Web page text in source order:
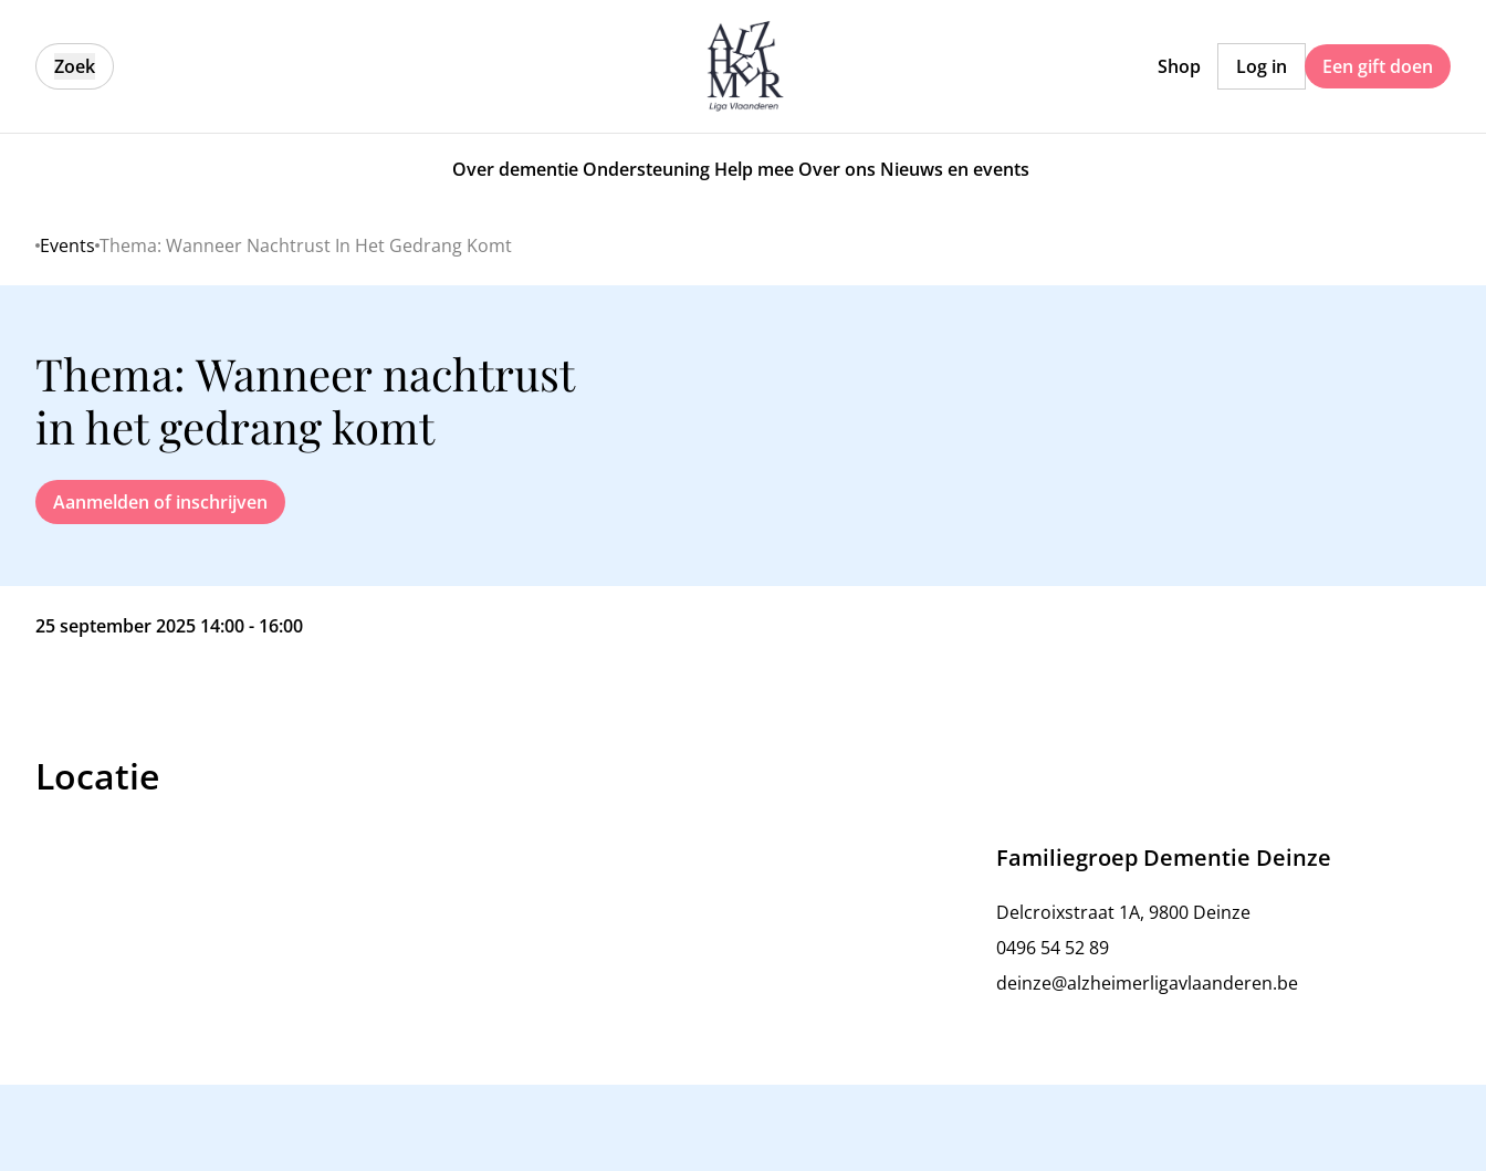
Zoek Shop Log in Een gift doen
Over dementie Ondersteuning Help mee Over ons Nieuws en events
Home
Events Thema: Wanneer Nachtrust In Het Gedrang Komt
Thema: Wanneer nachtrust
in het gedrang komt
Aanmelden of inschrijven
25 september 2025 14:00 - 16:00
Locatie
Familiegroep Dementie Deinze
Delcroixstraat 1A, 9800 Deinze
0496 54 52 89
deinze@alzheimerligavlaanderen.be